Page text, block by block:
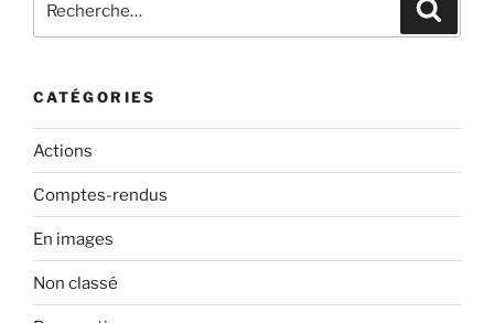
pour
CATÉGORIES
Actions
Comptes-rendus
En images
Non classé